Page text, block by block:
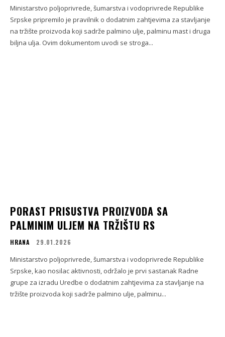
Ministarstvo poljoprivrede, šumarstva i vodoprivrede Republike
Srpske pripremilo je pravilnik o dodatnim zahtjevima za stavljanje
na tržište proizvoda koji sadrže palmino ulje, palminu mast i druga
biljna ulja. Ovim dokumentom uvodi se stroga...
PORAST PRISUSTVA PROIZVODA SA
PALMINIM ULJEM NA TRŽIŠTU RS
HRANA 29.01.2026
Ministarstvo poljoprivrede, šumarstva i vodoprivrede Republike
Srpske, kao nosilac aktivnosti, održalo je prvi sastanak Radne
grupe za izradu Uredbe o dodatnim zahtjevima za stavljanje na
tržište proizvoda koji sadrže palmino ulje, palminu...